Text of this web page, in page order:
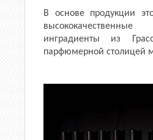
В основе продукции
инградиенты из
парфюмерной столицей